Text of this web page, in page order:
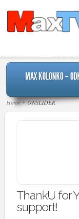
MAX KOLONKO –
Home ONSLIDER
ThankU for
support!